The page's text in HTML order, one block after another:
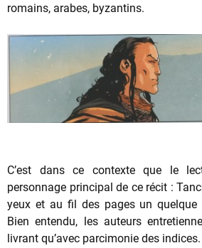
romains, arabes, byzantins.
C’est dans ce contexte que le
personnage principal de ce récit :
yeux et au fil des pages un quelque
Bien entendu, les auteurs
livrant qu’avec parcimonie des indices.